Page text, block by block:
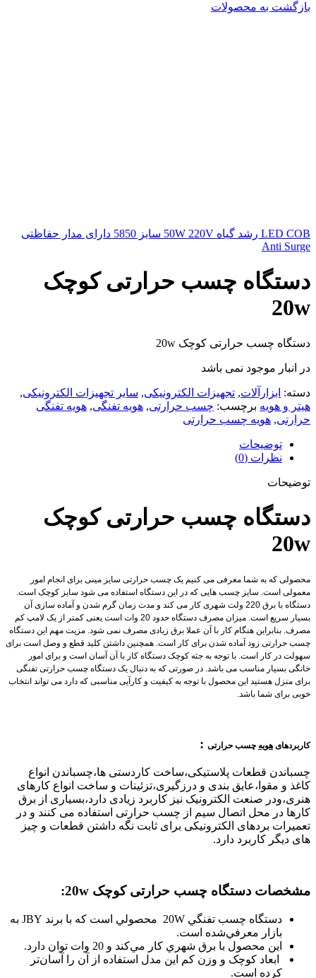
بازگشت به محصولات
LED COB رشد گیاه 50W 220V سایز 5850 دارای مدار حفاظتی
Anti Surge
دستگاه چسب حرارتی کوچک
20w
دستگاه چسب حرارتی کوچک 20w
در انبار موجود نمی باشد
دسته: ابزارآلات, تجهیزات الکترونیکی, سایر تجهیزات الکترونیکی,
هیتر و هویه برچسب: چسب حرارتی, هویه تفنگی, هویه تفنگی
حرارتی, هویه چسب حرارتی
توضیحات
نظرات (0)
توضیحات
دستگاه چسب حرارتی کوچک
20w
محصولی که به شما معرفی می کنیم یک چسب حرارتی سایز مینی برای انجام امور
معمولی است. سایز چسب هایی که در این دستگاه استفاده می شود سایز کوچک است.
دستگاه با برق 220 ولت شهری کار می کند و مدت زمان گرم شدن و آماده سازی آن
بسیار سریع است. میزان مصرف دستگاه حدود 20 وات است یعنی کمتر از یک لامپ کم
مصرف. بنابراین هنگام کار با آن عملا برق زیادی مصرف نمی شود. مزیت مهم این دستگاه
چسب حرارتی زود آماده شدن برای کار است. همچنین داشتن کلید قطع و وصل است برای
سهولت در کار است. با توجه به جثه کوچک دستگاه کار با آن آسان است و برای امور
خانگی بسیار مناسب می باشد. در صورتی که به دنبال یک دستگاه چسب حرارتی تفنگی
برای منزل هستید این محصول با توجه به کیفیت و کارآیی مناسبی که دارد می تواند انتخاب
خوبی برای شما باشد.
کاربردهای هویه چسب حرارتی :
چسباندن قطعات پلاستیکی،ساخت کاردستی ها،چسباندن انواع
کاغذ و مقوا،عایق بندی و درزگیری،تزئینات و ساخت انواع کارهای
هنری،ودر صنعت الکترونیک نیز کاربرد زیادی دارد،بسیاری از برق
کارها در محل اتصال سیم از چسب حرارتی استفاده می کنند و در
تعمیرات بردهای الکترونیکی برای ثابت نگه داشتن قطعات و چیز
های دیگر کاربرد دارد.
مشخصات دستگاه چسب حرارتی کوچک 20w:
دستگاه چسب تفنگي 20W محصولي است که با برند JBY به
بازار معرفي‌شده است.
اين محصول با برق شهري کار مي‌کند و 20 وات توان دارد.
ابعاد کوچک و وزن کم اين مدل استفاده از آن را آسان‌تر
کرده است.